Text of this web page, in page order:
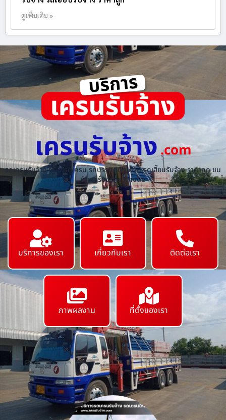
ดูเพิ่มเติม »
เครนรับจ้าง.com
รถเครนรับจ้าง ให้เช่ารถเครน รถบรรทุกติดเครน รถเฮี๊ยบรับจ้าง ราคาถูก ขน
ย้ายเครื่องจักร ทุกชนิด
บริการของเรา เกี่ยวกับเรา ติดต่อเรา
ภาพผลงาน ที่ตั้งของเรา